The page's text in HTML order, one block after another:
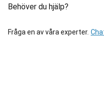
Behöver du hjälp?
Fråga en av våra experter.